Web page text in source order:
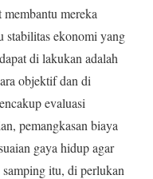
mereka
stabilitas ekonomi yang
di lakukan adalah
objektif dan di
evaluasi
pemangkasan biaya
gaya hidup agar
itu, di perlukan